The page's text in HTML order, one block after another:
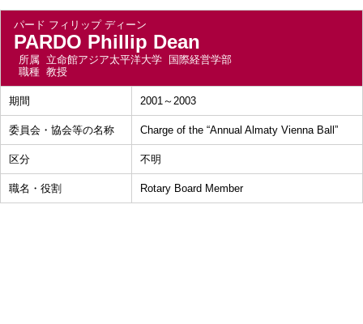
パード フィリップ ディーン
PARDO Phillip Dean
所属 立命館アジア太平洋大学 国際経営学部
職種 教授
期間 2001～2003
委員会・協会等の名称 Charge of the “Annual Almaty Vienna Ball”
区分 不明
職名・役割 Rotary Board Member